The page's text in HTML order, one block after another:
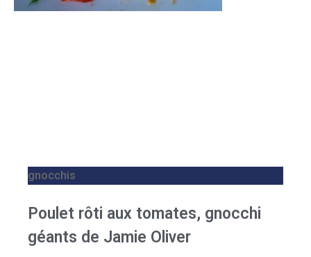
gnocchis
Poulet rôti aux tomates, gnocchi
géants de Jamie Oliver